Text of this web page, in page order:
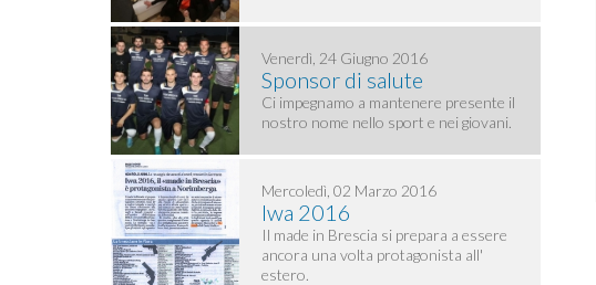
Venerdì, 24 Giugno 2016
Sponsor di salute
Ci impegnamo a mantenere presente il
nostro nome nello sport e nei giovani.
Mercoledì, 02 Marzo 2016
Iwa 2016
Il made in Brescia si prepara a essere
ancora una volta protagonista all'
estero.